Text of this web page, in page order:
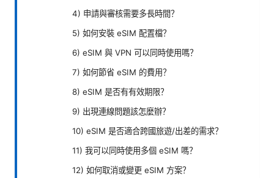
4) 申請與審核需要多長時間？
5) 如何安裝 eSIM 配置檔？
6) eSIM 與 VPN 可以同時使用嗎？
7) 如何節省 eSIM 的費用？
8) eSIM 是否有有效期限？
9) 出現連線問題該怎麼辦？
10) eSIM 是否適合跨國旅遊/出差的需求？
11) 我可以同時使用多個 eSIM 嗎？
12) 如何取消或變更 eSIM 方案？